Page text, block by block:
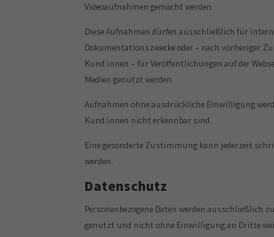
Videoaufnahmen gemacht werden.
Diese Aufnahmen dürfen ausschließlich für
Dokumentationszwecke oder – nach vorheriger
Kund:innen – für Veröffentlichungen auf der
Medien genutzt werden.
Aufnahmen ohne ausdrückliche Einwilligung
Kund:innen nicht erkennbar sind.
Eine gesonderte Zustimmung kann jederzeit
werden.
Datenschutz
Personenbezogene Daten werden ausschließlich
genutzt und nicht ohne Einwilligung an Dritte